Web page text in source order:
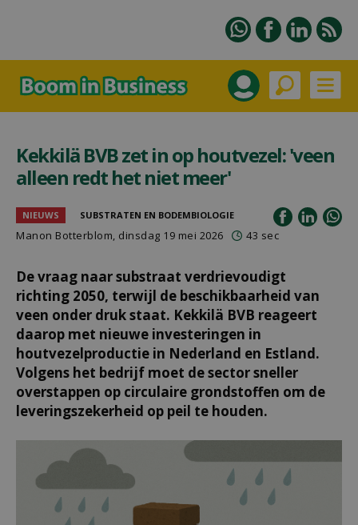
Kekkilä BVB zet in op houtvezel: 'veen
alleen redt het niet meer'
NIEUWS SUBSTRATEN EN BODEMBIOLOGIE
Manon Botterblom, dinsdag 19 mei 2026 43 sec
De vraag naar substraat verdrievoudigt
richting 2050, terwijl de beschikbaarheid van
veen onder druk staat. Kekkilä BVB reageert
daarop met nieuwe investeringen in
houtvezelproductie in Nederland en Estland.
Volgens het bedrijf moet de sector sneller
overstappen op circulaire grondstoffen om de
leveringszekerheid op peil te houden.